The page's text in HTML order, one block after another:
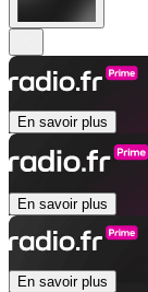
En savoir plus
En savoir plus
En savoir plus